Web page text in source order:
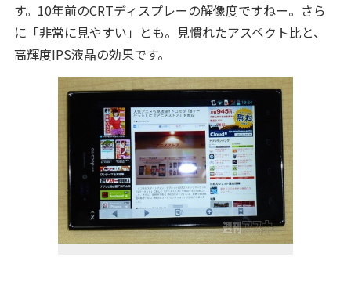
す。10年前のCRTディスプレーの解像度ですねー。さら
に「非常に見やすい」とも。見慣れたアスペクト比と、
高輝度IPS液晶の効果です。